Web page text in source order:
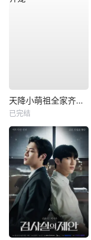
天降小萌祖全家齐齐宠
已完结